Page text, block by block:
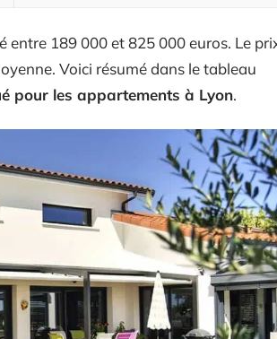
entre 189 000 et 825 000 euros. Le
Voici résumé dans le tableau
pour les appartements à Lyon.